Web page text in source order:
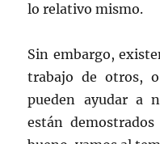
lo relativo mismo.
Sin embargo,
trabajo de otros,
pueden ayudar a
están